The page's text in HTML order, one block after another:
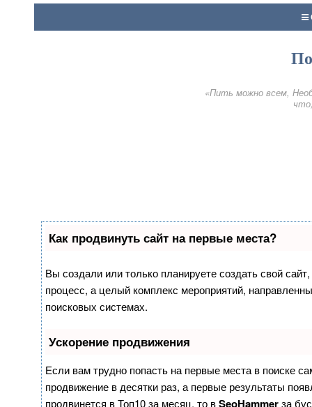
«Пить можно всем,
Как продвинуть сайт на первые места?
Вы создали или только планируете создать свой
процесс, а целый комплекс мероприятий,
поисковых системах.
Ускорение продвижения
Если вам трудно попасть на первые места в поиске
продвижение в десятки раз, а первые результаты
продвинется в Топ10 за месяц, то вSeoHammerза